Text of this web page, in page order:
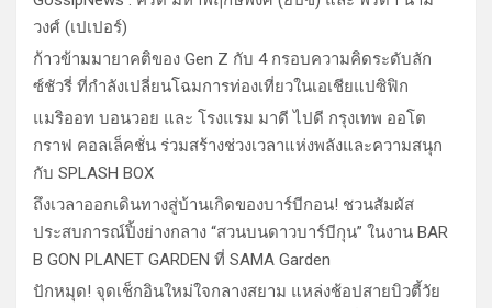
วงศ์ (เปเปอร์)
ก้าวข้ามมายาคติของ Gen Z กับ 4 กรอบความคิดระดับลัก
ซ์ชัวรี่ ที่กำลังเปลี่ยนโฉมการท่องเที่ยวในเอเชียแปซิฟิก
แมริออท บอนวอย และ โรงแรม มาดี ไปดี กรุงเทพ ออโต
กราฟ คอลเล็คชั่น ร่วมสร้างช่วงเวลาแห่งพลังและความสนุก
กับ SPLASH BOX
ถึงเวลาออกเดินทางสู่บ้านเกิดของบาร์บีกอน! ชวนสัมผัส
ประสบการณ์ปิ้งย่างกลาง “สวนบนดาวบาร์บีกุน” ในงาน BAR
B GON PLANET GARDEN ที่ SAMA Garden
ปักหมุด! จุดเช็กอินใหม่ใจกลางสยาม แหล่งช้อปสายบิวตี้วัย